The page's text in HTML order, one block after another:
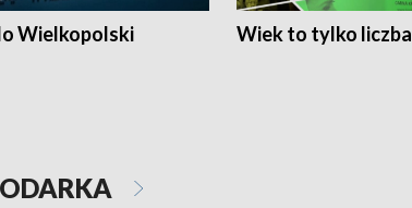
Wielkopolski Wiek to tylko liczba